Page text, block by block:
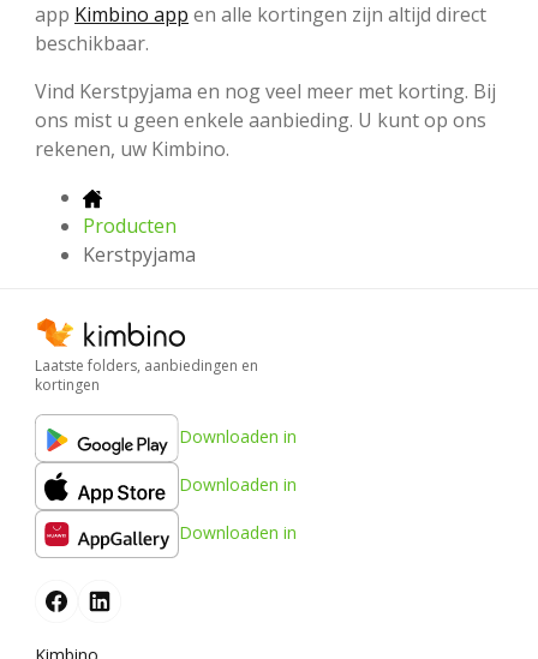
app Kimbino app en alle kortingen zijn altijd direct
beschikbaar.
Vind Kerstpyjama en nog veel meer met korting. Bij
ons mist u geen enkele aanbieding. U kunt op ons
rekenen, uw Kimbino.
Producten
Kerstpyjama
Laatste folders, aanbiedingen en
kortingen
Downloaden in
Downloaden in
Downloaden in